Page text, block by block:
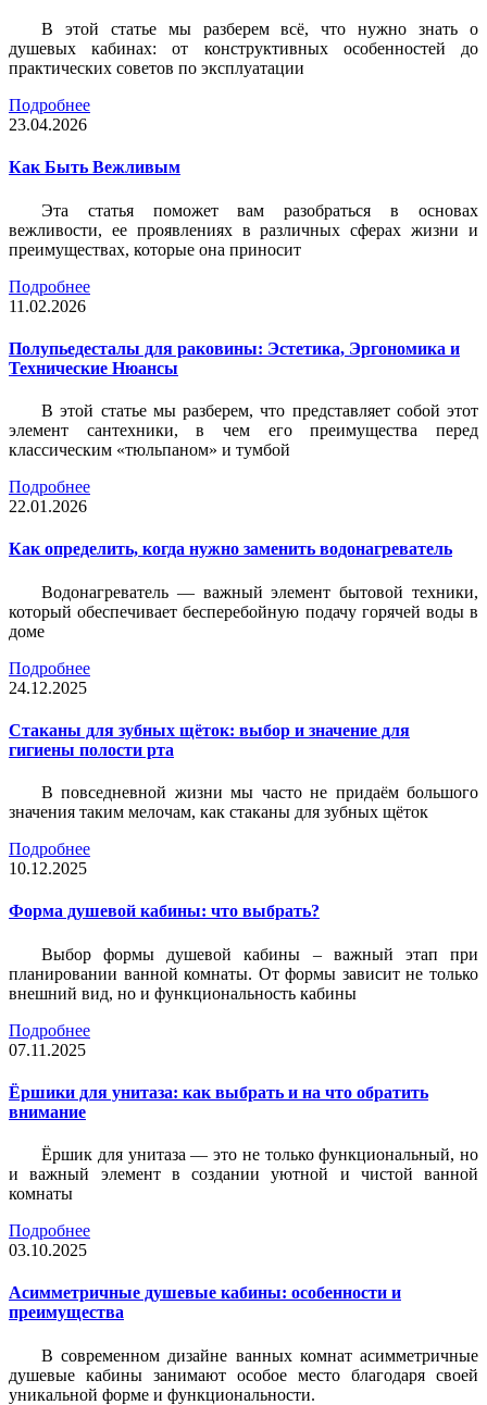
В этой статье мы разберем всё, что нужно знать о
душевых кабинах: от конструктивных особенностей до
практических советов по эксплуатации
Подробнее
23.04.2026
Как Быть Вежливым
Эта статья поможет вам разобраться в основах
вежливости, ее проявлениях в различных сферах жизни и
преимуществах, которые она приносит
Подробнее
11.02.2026
Полупьедесталы для раковины: Эстетика, Эргономика и
Технические Нюансы
В этой статье мы разберем, что представляет собой этот
элемент сантехники, в чем его преимущества перед
классическим «тюльпаном» и тумбой
Подробнее
22.01.2026
Как определить, когда нужно заменить водонагреватель
Водонагреватель — важный элемент бытовой техники,
который обеспечивает бесперебойную подачу горячей воды в
доме
Подробнее
24.12.2025
Стаканы для зубных щёток: выбор и значение для
гигиены полости рта
В повседневной жизни мы часто не придаём большого
значения таким мелочам, как стаканы для зубных щёток
Подробнее
10.12.2025
Форма душевой кабины: что выбрать?
Выбор формы душевой кабины – важный этап при
планировании ванной комнаты. От формы зависит не только
внешний вид, но и функциональность кабины
Подробнее
07.11.2025
Ёршики для унитаза: как выбрать и на что обратить
внимание
Ёршик для унитаза — это не только функциональный, но
и важный элемент в создании уютной и чистой ванной
комнаты
Подробнее
03.10.2025
Асимметричные душевые кабины: особенности и
преимущества
В современном дизайне ванных комнат асимметричные
душевые кабины занимают особое место благодаря своей
уникальной форме и функциональности.